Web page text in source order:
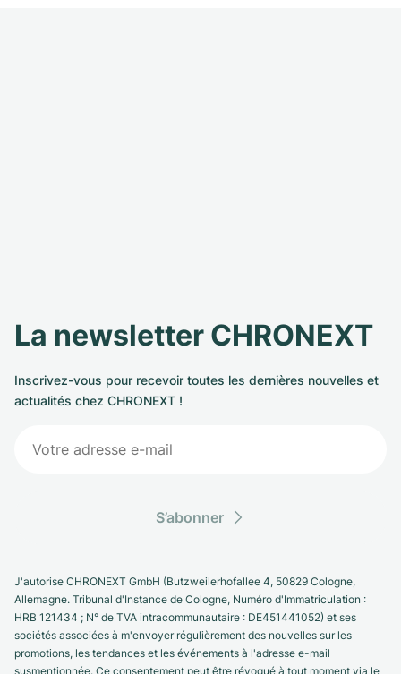
La newsletter CHRONEXT
Inscrivez-vous pour recevoir toutes les dernières nouvelles et
actualités chez CHRONEXT !
S’abonner
J'autorise CHRONEXT GmbH (Butzweilerhofallee 4, 50829 Cologne,
Allemagne. Tribunal d'Instance de Cologne, Numéro d'Immatriculation :
HRB 121434 ; N° de TVA intracommunautaire : DE451441052) et ses
sociétés associées à m'envoyer régulièrement des nouvelles sur les
promotions, les tendances et les événements à l'adresse e-mail
susmentionnée. Ce consentement peut être révoqué à tout moment via le